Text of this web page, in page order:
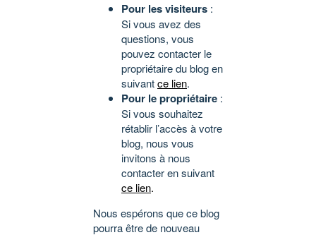
Pour les visiteurs :
Si vous avez des
questions, vous
pouvez contacter le
propriétaire du blog en
suivantce lien.
Pour le propriétaire :
Si vous souhaitez
rétablir l’accès à votre
blog, nous vous
invitons à nous
contacter en suivant
ce lien.
Nous espérons que ce blog
pourra être de nouveau